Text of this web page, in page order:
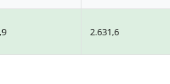
2.631,6